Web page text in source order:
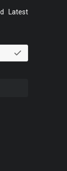
Latest